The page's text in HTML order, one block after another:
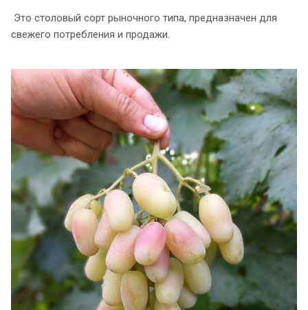
Это столовый сорт рыночного типа, предназначен для
свежего потребления и продажи.